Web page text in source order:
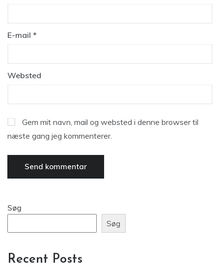
E-mail *
Websted
Gem mit navn, mail og websted i denne browser til
næste gang jeg kommenterer.
Søg
Søg
Recent Posts